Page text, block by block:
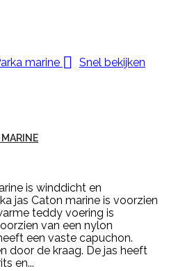

Snel bekijken
is winddicht en
jas Caton marine is voorzien
teddy voering is
van een nylon
een vaste capuchon.
door de kraag. De jas heeft
en...